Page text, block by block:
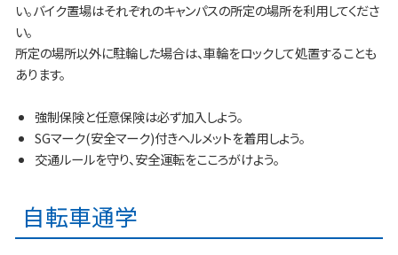
い。バイク置場はそれぞれのキャンパスの所定の場所を利用してくださ
い。
所定の場所以外に駐輪した場合は、車輪をロックして処置することも
あります。
強制保険と任意保険は必ず加入しよう。
SGマーク(安全マーク)付きヘルメットを着用しよう。
交通ルールを守り、安全運転をこころがけよう。
自転車通学